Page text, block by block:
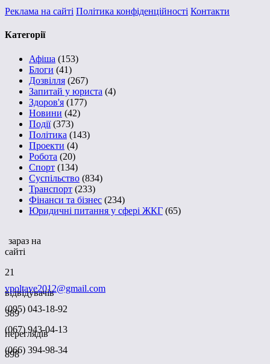
Реклама на сайті Політика конфіденційності Контакти
Категорії
Афіша (153)
Блоги (41)
Дозвілля (267)
Запитай у юриста (4)
Здоров'я (177)
Новини (42)
Події(373)
Політика (143)
Проекти (4)
Робота (20)
Спорт (134)
Суспільство (834)
Транспорт (233)
Фінанси та бізнес (234)
Юридичні питання у сфері ЖКГ (65)
зараз на
сайті
21
відвідувачів
389
переглядів
898
vpoltave2012@gmail.com
(095) 043-18-92
(067) 943-04-13
(066) 394-98-34